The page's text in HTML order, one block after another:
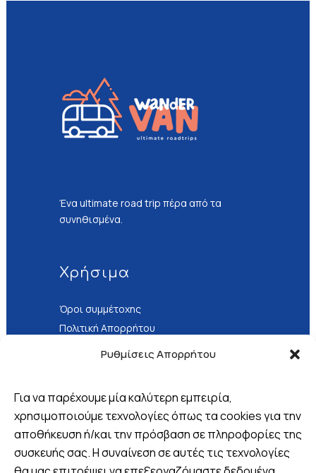
Ρυθμίσεις Απορρήτου
Για να παρέχουμε μία καλύτερη εμπειρία,
χρησιμοποιούμε τεχνολογίες όπως τα cookies για την
αποθήκευση ή/και την πρόσβαση σε πληροφορίες της
συσκευής σας. Η συναίνεση σε αυτές τις τεχνολογίες
Ένα ultimate road trip πέρα από τα
συνηθισμένα.
Χρήσιμα
Όροι συμμέτοχης
Πολιτική Απορρήτου
Τρόποι Πληρωμής
Βρείτε μας